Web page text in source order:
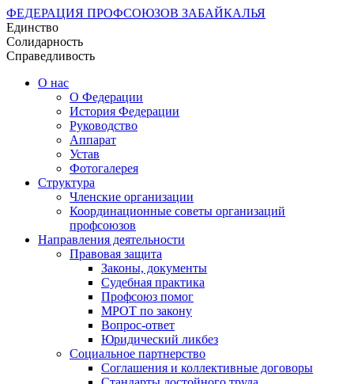
ФЕДЕРАЦИЯ ПРОФСОЮЗОВ ЗАБАЙКАЛЬЯ
Единство
Солидарность
Справедливость
О нас
О Федерации
История Федерации
Руководство
Аппарат
Устав
Фотогалерея
Структура
Членские организации
Координационные советы организаций
профсоюзов
Направления деятельности
Правовая защита
Законы, документы
Судебная практика
Профсоюз помог
МРОТ по закону
Вопрос-ответ
Юридический ликбез
Социальное партнерство
Соглашения и коллективные договоры